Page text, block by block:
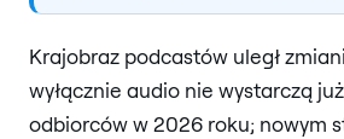
Krajobraz podcastów uległ
wyłącznie audio nie wystarczą
odbiorców w 2026 roku; nowym